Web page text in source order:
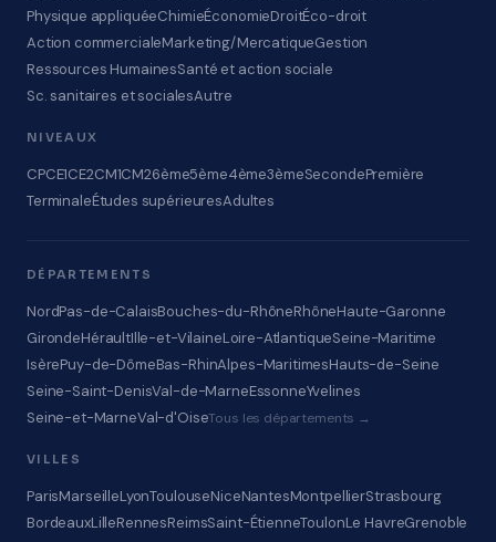
Physique appliquéeChimieÉconomieDroitÉco-droit
Action commercialeMarketing/MercatiqueGestion
Ressources HumainesSanté et action sociale
Sc. sanitaires et socialesAutre
NIVEAUX
CPCE1CE2CM1CM26ème5ème4ème3èmeSecondePremière
TerminaleÉtudes supérieuresAdultes
DÉPARTEMENTS
NordPas-de-CalaisBouches-du-RhôneRhôneHaute-Garonne
GirondeHéraultIlle-et-VilaineLoire-AtlantiqueSeine-Maritime
IsèrePuy-de-DômeBas-RhinAlpes-MaritimesHauts-de-Seine
Seine-Saint-DenisVal-de-MarneEssonneYvelines
Seine-et-MarneVal-d'OiseTous les départements →
VILLES
ParisMarseilleLyonToulouseNiceNantesMontpellierStrasbourg
BordeauxLilleRennesReimsSaint-ÉtienneToulonLe HavreGrenoble